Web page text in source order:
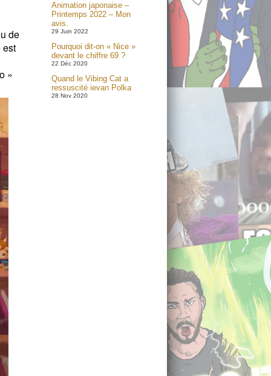
de
est
»
Animation japonaise –
Printemps 2022 – Mon
avis.
29 Juin 2022
Pourquoi dit-on « Nice »
devant le chiffre 69 ?
22 Déc 2020
Quand le Vibing Cat a
ressuscité ievan Polka
28 Nov 2020